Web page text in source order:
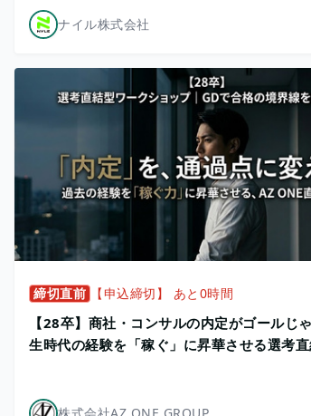
ナイル株式会社
締切直前 【申込締切】 あと0時間
【28卒】商社・コンサルの内定がゴールじ
生時代の経験を「稼ぐ」に昇華させる選考